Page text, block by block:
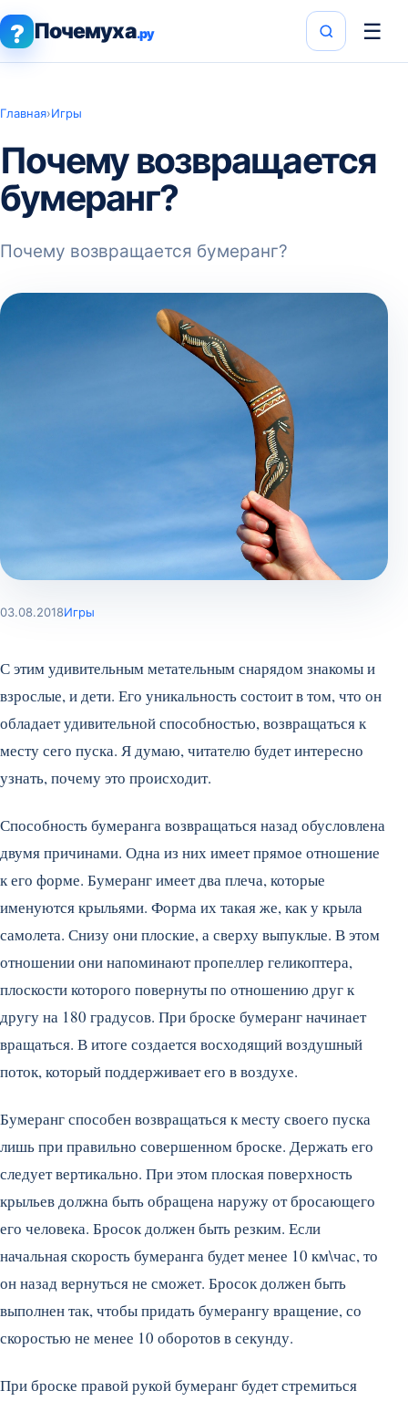
? Почемуха.ру ☰
Главная›Игры
Почему возвращается
бумеранг?
Почему возвращается бумеранг?
03.08.2018Игры
С этим удивительным метательным снарядом знакомы и
взрослые, и дети. Его уникальность состоит в том, что он
обладает удивительной способностью, возвращаться к
месту сего пуска. Я думаю, читателю будет интересно
узнать, почему это происходит.
Способность бумеранга возвращаться назад обусловлена
двумя причинами. Одна из них имеет прямое отношение
к его форме. Бумеранг имеет два плеча, которые
именуются крыльями. Форма их такая же, как у крыла
самолета. Снизу они плоские, а сверху выпуклые. В этом
отношении они напоминают пропеллер геликоптера,
плоскости которого повернуты по отношению друг к
другу на 180 градусов. При броске бумеранг начинает
вращаться. В итоге создается восходящий воздушный
поток, который поддерживает его в воздухе.
Бумеранг способен возвращаться к месту своего пуска
лишь при правильно совершенном броске. Держать его
следует вертикально. При этом плоская поверхность
крыльев должна быть обращена наружу от бросающего
его человека. Бросок должен быть резким. Если
начальная скорость бумеранга будет менее 10 км\час, то
он назад вернуться не сможет. Бросок должен быть
выполнен так, чтобы придать бумерангу вращение, со
скоростью не менее 10 оборотов в секунду.
При броске правой рукой бумеранг будет стремиться